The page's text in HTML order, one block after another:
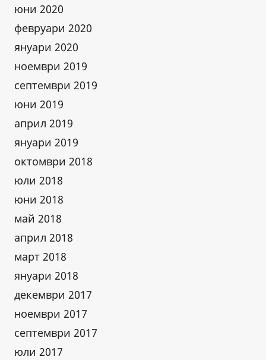
юни 2020
февруари 2020
януари 2020
ноември 2019
септември 2019
юни 2019
април 2019
януари 2019
октомври 2018
юли 2018
юни 2018
май 2018
април 2018
март 2018
януари 2018
декември 2017
ноември 2017
септември 2017
юли 2017